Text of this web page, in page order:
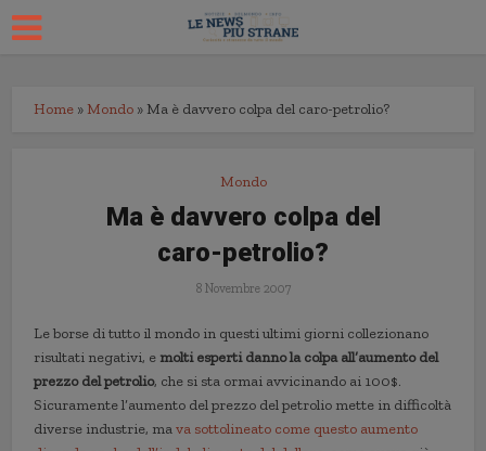
Home » Mondo » Ma è davvero colpa del caro-petrolio?
Mondo
Ma è davvero colpa del
caro-petrolio?
8 Novembre 2007
Le borse di tutto il mondo in questi ultimi giorni collezionano
risultati negativi, e molti esperti danno la colpa all’aumento del
prezzo del petrolio, che si sta ormai avvicinando ai 100$.
Sicuramente l’aumento del prezzo del petrolio mette in difficoltà
diverse industrie, mava sottolineato come questo aumento